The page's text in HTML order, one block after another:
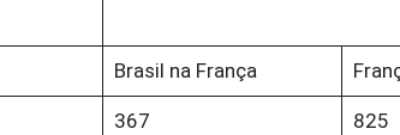
Brasil na França
367 825